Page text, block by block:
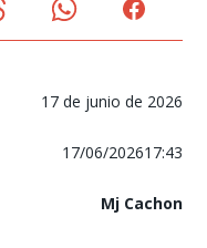
17 de junio de 2026
17/06/202617:43
Mj Cachon